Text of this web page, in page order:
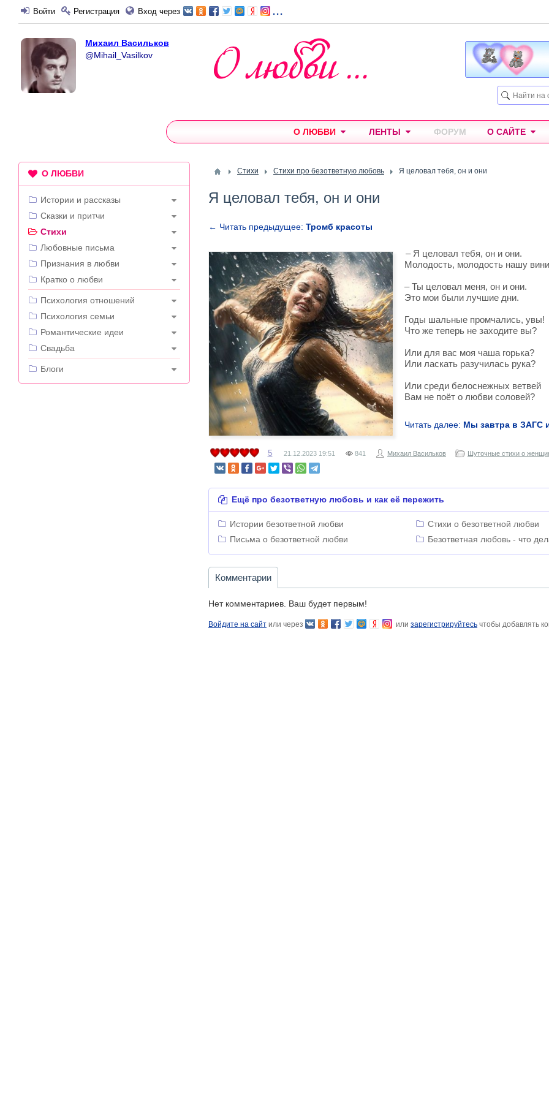
Войти Регистрация Вход через ...
Михаил Васильков
@Mihail_Vasilkov
О ЛЮБВИ ЛЕНТЫ ФОРУМ О САЙТЕ
Стихи Стихи про безответную любовь Я целовал тебя, он и они
Я целовал тебя, он и они
← Читать предыдущее: Тромб красоты
– Я целовал тебя, он и они.
Молодость, молодость нашу
– Ты целовал меня, он и они.
Это мои были лучшие дни.
Годы шальные промчались, увы!
Что же теперь не заходите вы?
Или для вас моя чаша горька?
Или ласкать разучилась рука?
Или среди белоснежных ветвей
Вам не поёт о любви соловей?
Читать далее: Мы завтра в ЗАГС
5 21.12.2023 19:51 841 Михаил Васильков Шуточные стихи о
Ещё про безответную любовь и как её пережить
Истории безответной любви
Стихи о безответной любви
Письма о безответной любви
Безответная любовь - что
Комментарии
Нет комментариев. Ваш будет первым!
Войдите на сайт или через или зарегистрируйтесь чтобы добавлять
О ЛЮБВИ
Истории и рассказы
Сказки и притчи
Стихи
Любовные письма
Признания в любви
Кратко о любви
---
Психология отношений
Психология семьи
Романтические идеи
Свадьба
---
Блоги